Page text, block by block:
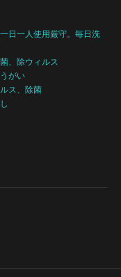
日一人使用厳守。毎日洗
、除ウィルス
がい
ウィルス、除菌